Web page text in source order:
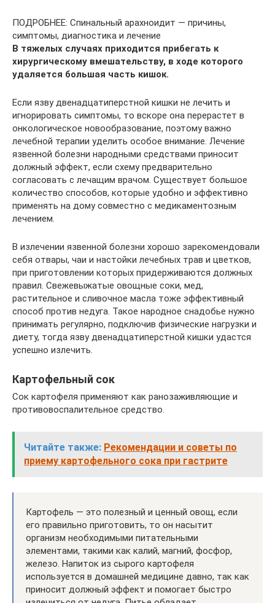
ПОДРОБНЕЕ: Спинальный арахноидит — причины,
симптомы, диагностика и лечение
В тяжелых случаях приходится прибегать к
хирургическому вмешательству, в ходе которого
удаляется большая часть кишок.
Если язву двенадцатиперстной кишки не лечить и
игнорировать симптомы, то вскоре она перерастет в
онкологическое новообразование, поэтому важно
лечебной терапии уделить особое внимание. Лечение
язвенной болезни народными средствами приносит
должный эффект, если схему предварительно
согласовать с лечащим врачом. Существует большое
количество способов, которые удобно и эффективно
применять на дому совместно с медикаментозным
лечением.
В излечении язвенной болезни хорошо зарекомендовали
себя отвары, чаи и настойки лечебных трав и цветков,
при приготовлении которых придерживаются должных
правил. Свежевыжатые овощные соки, мед,
растительное и сливочное масла тоже эффективный
способ против недуга. Такое народное снадобье нужно
принимать регулярно, подключив физические нагрузки и
диету, тогда язву двенадцатиперстной кишки удастся
успешно излечить.
Картофельный сок
Сок картофеля применяют как ранозаживляющие и
противовоспалительное средство.
Читайте также: Рекомендации и советы по
приему картофельного сока при гастрите
Картофель — это полезный и ценный овощ, если
его правильно приготовить, то он насытит
организм необходимыми питательными
элементами, такими как калий, магний, фосфор,
железо. Напиток из сырого картофеля
используется в домашней медицине давно, так как
приносит должный эффект и помогает быстро